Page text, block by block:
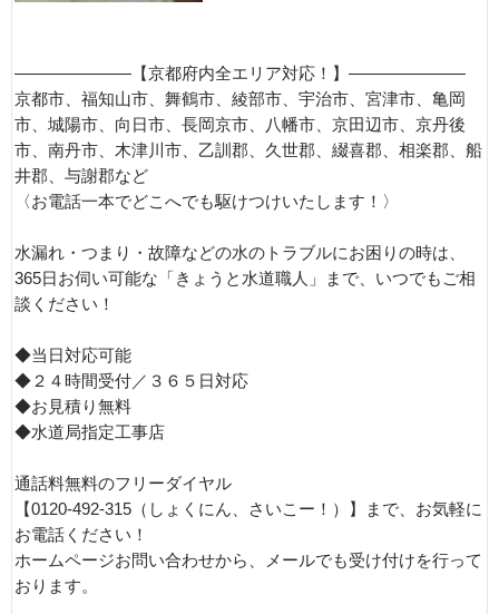
———————【京都府内全エリア対応！】———————
京都市、福知山市、舞鶴市、綾部市、宇治市、宮津市、亀岡
市、城陽市、向日市、長岡京市、八幡市、京田辺市、京丹後
市、南丹市、木津川市、乙訓郡、久世郡、綴喜郡、相楽郡、船
井郡、与謝郡など
〈お電話一本でどこへでも駆けつけいたします！〉
水漏れ・つまり・故障などの水のトラブルにお困りの時は、
365日お伺い可能な「きょうと水道職人」まで、いつでもご相
談ください！
◆当日対応可能
◆２４時間受付／３６５日対応
◆お見積り無料
◆水道局指定工事店
通話料無料のフリーダイヤル
【0120-492-315（しょくにん、さいこー！）】まで、お気軽に
お電話ください！
ホームページお問い合わせから、メールでも受け付けを行って
おります。